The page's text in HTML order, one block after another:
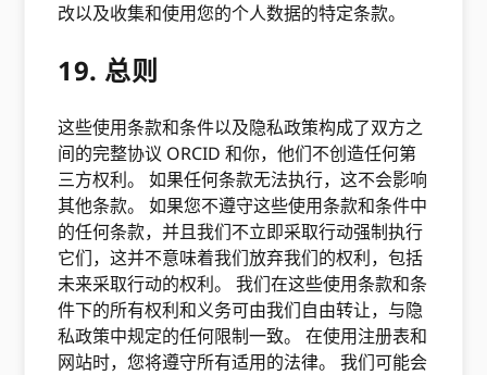
改以及收集和使用您的个人数据的特定条款。
19. 总则
这些使用条款和条件以及隐私政策构成了双方之
间的完整协议 ORCID 和你，他们不创造任何第
三方权利。 如果任何条款无法执行，这不会影响
其他条款。 如果您不遵守这些使用条款和条件中
的任何条款，并且我们不立即采取行动强制执行
它们，这并不意味着我们放弃我们的权利，包括
未来采取行动的权利。 我们在这些使用条款和条
件下的所有权利和义务可由我们自由转让，与隐
私政策中规定的任何限制一致。 在使用注册表和
网站时，您将遵守所有适用的法律。 我们可能会